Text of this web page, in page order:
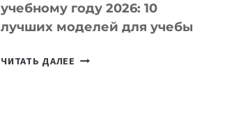
учебному году 2026: 10
лучших моделей для учебы
ЧИТАТЬ ДАЛЕЕ КАКОЙ